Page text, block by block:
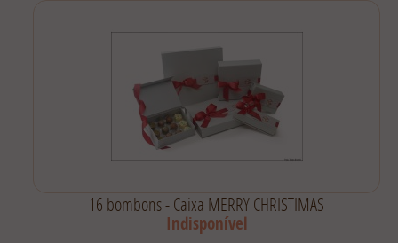
16 bombons - Caixa MERRY CHRISTIMAS
Indisponível